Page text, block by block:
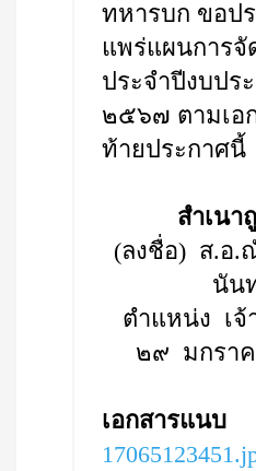
ทหารบก ขอปร
แพร่แผนการจั
ประจำปีงบปร
๒๕๖๗ ตามเอ
ท้ายประกาศนี้
สำเนา
(ลงชื่อ) ส.อ.
นัน
ตำแหน่ง เ
๒๙ มกรา
เอกสารแนบ